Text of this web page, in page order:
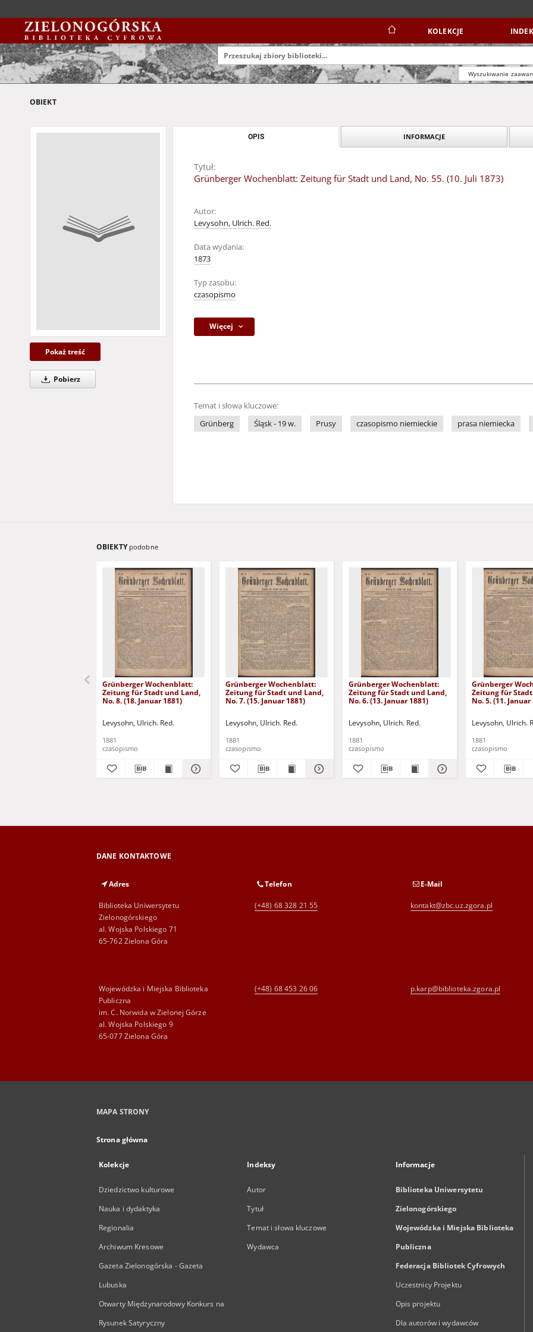
KOLEKCJE
Wyszukiwanie
OBIEKT
Pokaż treść
Pobierz
OPIS INFORMACJE
Tytuł:
Grünberger Wochenblatt: Zeitung für Stadt und Land, No. 55. (10. Juli 1873)
Autor:
Levysohn, Ulrich. Red.
Data wydania:
1873
Typ zasobu:
czasopismo
Więcej
Temat i słowa kluczowe:
Grünberg
Śląsk - 19 w. Prusy czasopismo niemieckie prasa niemiecka
OBIEKTY podobne
Grünberger Wochenblatt:
Zeitung für Stadt und Land,
No. 8. (18. Januar 1881)
Levysohn, Ulrich. Red.
1881
czasopismo
Grünberger Wochenblatt:
Zeitung für Stadt und Land,
No. 7. (15. Januar 1881)
Levysohn, Ulrich. Red.
1881
czasopismo
Grünberger Wochenblatt:
Zeitung für Stadt und Land,
No. 6. (13. Januar 1881)
Levysohn, Ulrich. Red.
1881
czasopismo
Grünberger
Zeitung für
No. 5. (11. Januar
Levysohn, Ulrich.
1881
czasopismo
DANE KONTAKTOWE
Adres
Biblioteka Uniwersytetu
Zielonogórskiego
al. Wojska Polskiego 71
65-762 Zielona Góra
Telefon
(+48) 68 328 21 55
E-Mail
kontakt@zbc.uz.zgora.pl
Wojewódzka i Miejska Biblioteka
Publiczna
im. C. Norwida w Zielonej Górze
al. Wojska Polskiego 9
65-077 Zielona Góra
(+48) 68 453 26 06 p.karp@biblioteka.zgora.pl
MAPA STRONY
Strona główna
Kolekcje
Dziedzictwo kulturowe
Nauka i dydaktyka
Regionalia
Archiwum Kresowe
Gazeta Zielonogórska - Gazeta
Lubuska
Otwarty Międzynarodowy Konkurs na
Rysunek Satyryczny
Indeksy
Autor
Tytuł
Temat i słowa kluczowe
Wydawca
Informacje
Biblioteka Uniwersytetu
Zielonogórskiego
Wojewódzka i Miejska Biblioteka
Publiczna
Federacja Bibliotek Cyfrowych
Uczestnicy Projektu
Opis projektu
Dla autorów i wydawców